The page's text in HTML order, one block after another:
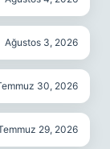
Ağustos 3, 2026
30, 2026
29, 2026